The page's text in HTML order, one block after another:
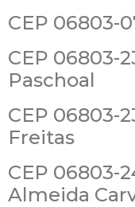
CEP 06803-
CEP 06803-
Paschoal
CEP 06803-
Freitas
CEP 06803-
Almeida